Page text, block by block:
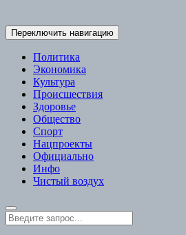
Переключить навигацию
Политика
Экономика
Культура
Происшествия
Здоровье
Общество
Спорт
Нацпроекты
Официально
Инфо
Чистый воздух